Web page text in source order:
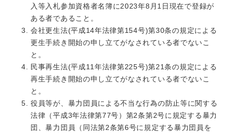
入等入札参加資格者名簿に2023年8月1日現在で登録が
ある者であること。
会社更生法(平成14年法律第154号)第30条の規定による
更生手続き開始の申し立てがなされている者でないこ
と。
民事再生法(平成11年法律第225号)第21条の規定による
再生手続き開始の申し立てがなされている者でないこ
と。
役員等が、暴力団員による不当な行為の防止等に関する
法律（平成3年法律第77号）第2条第2号に規定する暴力
団、暴力団員（同法第2条第6号に規定する暴力団員を